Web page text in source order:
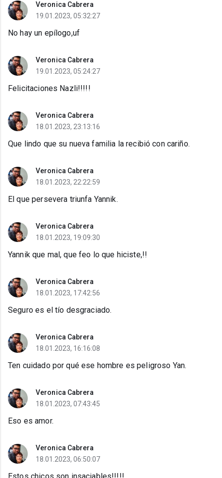
Veronica Cabrera
19.01.2023, 05:32:27
No hay un epílogo,uf
Veronica Cabrera
19.01.2023, 05:24:27
Felicitaciones Nazli!!!!!
Veronica Cabrera
18.01.2023, 23:13:16
Que lindo que su nueva familia la recibió con cariño.
Veronica Cabrera
18.01.2023, 22:22:59
El que persevera triunfa Yannik.
Veronica Cabrera
18.01.2023, 19:09:30
Yannik que mal, que feo lo que hiciste,!!
Veronica Cabrera
18.01.2023, 17:42:56
Seguro es el tío desgraciado.
Veronica Cabrera
18.01.2023, 16:16:08
Ten cuidado por qué ese hombre es peligroso Yan.
Veronica Cabrera
18.01.2023, 07:43:45
Eso es amor.
Veronica Cabrera
18.01.2023, 06:50:07